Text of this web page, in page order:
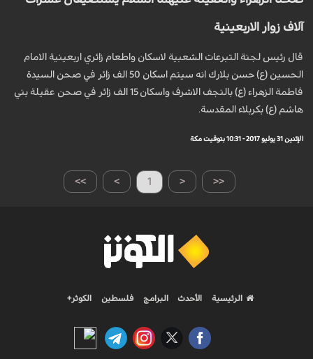
آلاف زوار الاربعينية
قال رئيس لجنة التبرعات الشعبية لاسكان واطعام زائري اربعينية الامام
الحسين (ع) حسن بلارك انه سيتم اسكان 50 الف زائر في صحن السيدة
فاطمة الزهراء (ع) بالنجف الاشرف واسكان 15 الف زائر في صحن عقيلة بني
هاشم (ع) بكربلاء المقدسة.
الإثنين 31 يوليو 2017 - 10:31 بتوقيت مكة
>> > 1 < <<
الرئيسية الأحدث البرامج فلسطين الكوثر+